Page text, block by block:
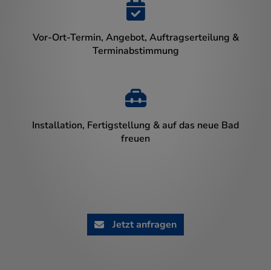
Vor-Ort-Termin, Angebot, Auftragserteilung &
Terminabstimmung
Installation, Fertigstellung & auf das neue Bad
freuen
Jetzt anfragen